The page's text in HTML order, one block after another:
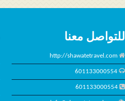
للتواصل معنا
http://shawatetravel.com
601133000554
601133000554